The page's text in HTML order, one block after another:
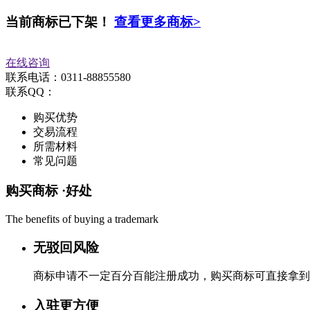
当前商标已下架！ 查看更多商标>
在线咨询
联系电话：0311-88855580
联系QQ：
购买优势
交易流程
所需材料
常见问题
购买商标 ·好处
The benefits of buying a trademark
无驳回风险
商标申请不一定百分百能注册成功，购买商标可直接拿
入驻更方便